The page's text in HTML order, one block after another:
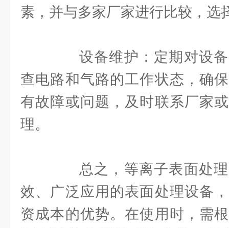
素，并与多家厂家进行比较，选
设备维护：定期对设备
查电路和气路的工作状态，确
有故障或问题，及时联系厂家
理。
总之，等离子表面处理
效、广泛应用的表面处理设备
资成本的优势。在使用时，需